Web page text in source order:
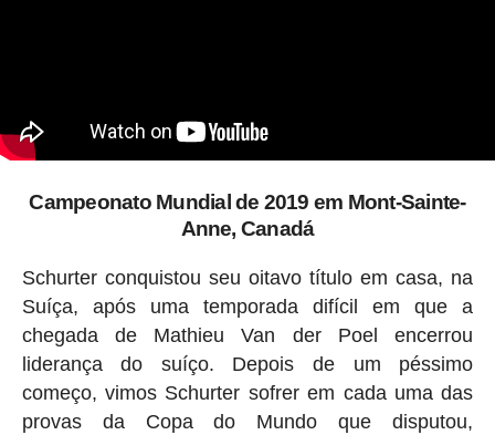
Campeonato Mundial de 2019 em Mont-Sainte-
Anne, Canadá
Schurter conquistou seu oitavo título em casa, na
Suíça, após uma temporada difícil em que a
chegada de Mathieu Van der Poel encerrou
liderança do suíço. Depois de um péssimo
começo, vimos Schurter sofrer em cada uma das
provas da Copa do Mundo que disputou,